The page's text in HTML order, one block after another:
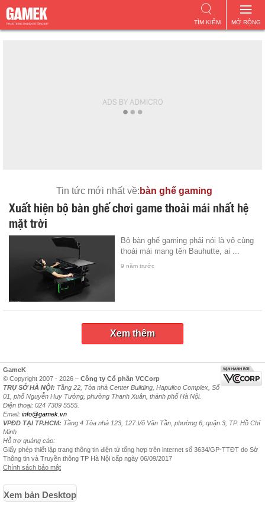
MỞ RỘNG
TÌM KIẾM
Tin tức mới nhất về: bàn ghế gaming
Xuất hiện bộ bàn ghế chơi game thoải mái nhất hệ
mặt trời
Bộ bàn ghế gaming phải nói là vô cùng
thoải mái mang tên Bauhutte, ai ...
9 năm trước
Xem thêm
GameK
© Copyright 2007 - 2026 – Công ty Cổ phần VCCorp
TRỤ SỞ HÀ NỘI: Tầng 22, Tòa nhà Center Building, Hapulico Complex, Số
01, phố Nguyễn Huy Tưởng, phường Thanh Xuân, thành phố Hà Nội.
Điện thoại: 024 7309 5555.
Email: info@gamek.vn
VPĐD TẠI TP.HCM: Tầng 4 Tòa nhà 123, 127 Võ Văn Tần, phường 6, quận 3, TP. Hồ Chí
Minh
Hỗ trợ quảng cáo:
Giấy phép thiết lập trang thông tin điện tử tổng hợp trên internet số 3634/GP-TTĐT do Sở
Thông tin và Truyền thông TP Hà Nội cấp ngày 06/09/2017
Chính sách bảo mật
Xem bản Desktop